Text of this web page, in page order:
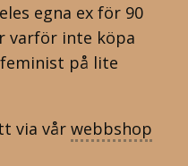
egna ex för 90
varför inte köpa
på lite
via vår webbshop